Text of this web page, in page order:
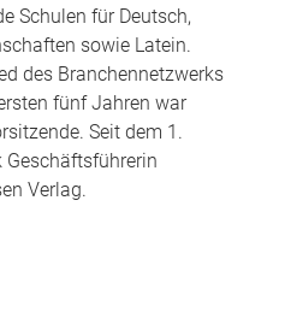
Schulen für Deutsch,
sowie Latein.
des Branchennetzwerks
fünf Jahren war
Seit dem 1.
Verlag.